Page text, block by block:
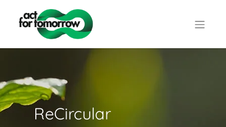
ReCircular